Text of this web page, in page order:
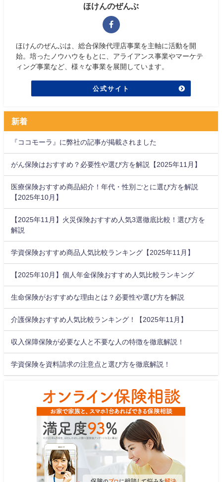
ほけんのぜんぶ
ほけんのぜんぶは、総合保険代理店事業を主軸に活動を開
始。培ったノウハウをもとに、アライアンス事業やマーケテ
ィング事業など、様々な事業を展開しています。
公式サイト
新着
『ココモーラ』に弊社の記事が掲載されました
がん保険はおすすめ？必要性や選び方を解説【2025年11月】
医療保険おすすめ商品紹介！年代・性別ごとに選び方を解説
【2025年10月】
【2025年11月】火災保険おすすめ人気3選徹底比較！選び方を
解説
学資保険おすすめ商品人気比較ランキング【2025年11月】
【2025年10月】個人年金保険おすすめ人気比較ランキング
生命保険がおすすめな理由とは？必要性や選び方を解説
介護保険おすすめ人気比較ランキング！【2025年11月】
収入保障保険が必要な人と不要な人の特徴を徹底解説！
学資保険を資料請求の注意点と選び方を徹底解説！